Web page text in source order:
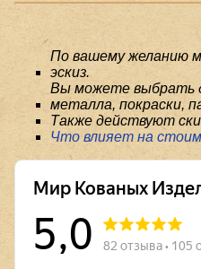
По вашему желанию
эскиз.
Вы можете выбрать
металла, покраски,
Также действуют
Что влияет на